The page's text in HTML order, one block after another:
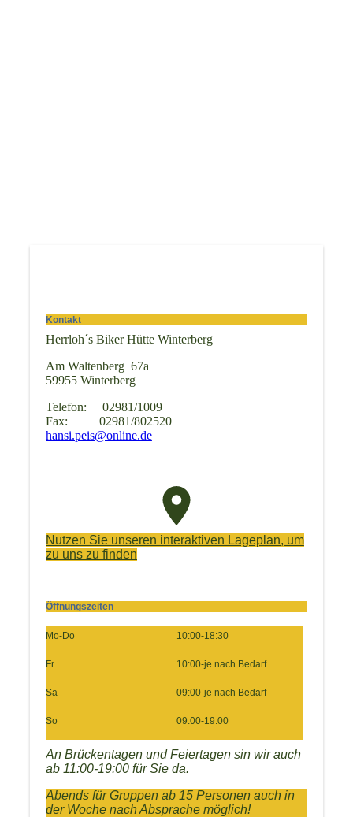
Kontakt
Herrloh´s Biker Hütte Winterberg
Am Waltenberg 67a
59955 Winterberg
Telefon: 02981/1009
Fax: 02981/802520
hansi.peis@online.de
Nutzen Sie unseren interaktiven La­ge­plan, um
zu uns zu finden
Öffnungszeiten
Mo-Do 10:00-18:30
Fr 10:00-je nach Bedarf
Sa 09:00-je nach Bedarf
So 09:00-19:00
An Brückentagen und Feiertagen sin wir auch
ab 11:00-19:00 für Sie da.
Abends für Gruppen ab 15 Personen auch in
der Woche nach Absprache möglich!